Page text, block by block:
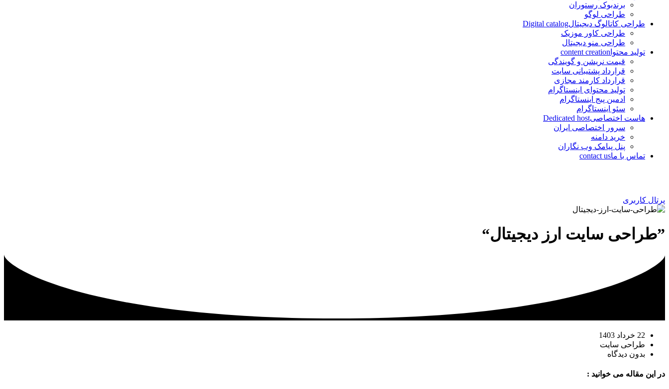
برندبوک رستوران
طراحی لوگو
طراحی کاتالوگ دیجیتالDigital catalog
طراحی کاور موزیک
طراحی منو دیجیتال
تولید محتوا content creation
قیمت نریشن و گویندگی
قرارداد پشتیبانی سایت
قرارداد کارمند مجازی
تولید محتوای اینستاگرام
ادمین پیج اینستاگرام
سئو اینستاگرام
هاست اختصاصیDedicated host
سرور اختصاصی ایران
خرید دامنه
پنل پیامک وب نگاران
تماس با ماcontact us
پرتال کاربری
”طراحی سایت ارز دیجیتال“
22 خرداد 1403
طراحی سایت
بدون دیدگاه
در این مقاله می خوانید :